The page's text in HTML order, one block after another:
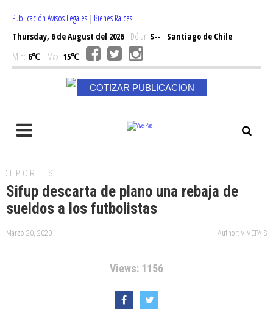
Publicación Avisos Legales | Bienes Raices
Thursday, 6 de August del 2026Dólar: $--
Santiago de Chile
Min: 6℃ Max: 15℃
COTIZAR PUBLICACION
DEPORTES
Sifup descarta de plano una rebaja de
sueldos a los futbolistas
Marzo 20, 2020 Author: VIVEPAIS
Views: 1156